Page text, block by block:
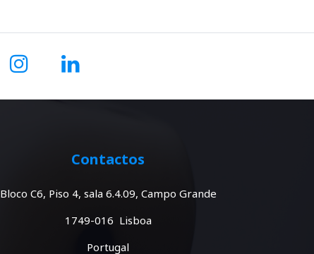
Contactos
Bloco C6, Piso 4, sala 6.4.09, Campo Grande
1749-016 Lisboa
Portugal